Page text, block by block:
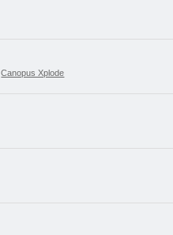
,Canopus Xplode